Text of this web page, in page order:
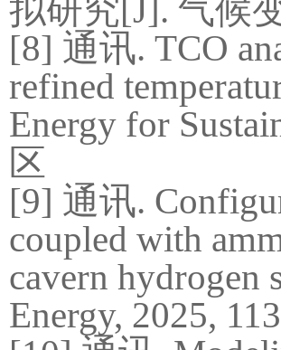
拟研究[J]. 气候
[8] 通讯. TCO
refined
Energy for
区
[9] 通讯.
coupled with
cavern hydrogen
Energy, 2025, 113